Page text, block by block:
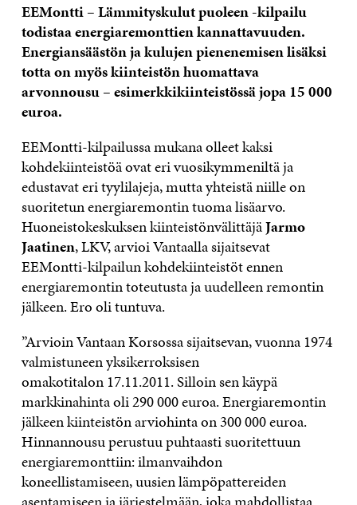
EEMontti – Lämmityskulut puoleen -kilpailu
todistaa energiaremonttien kannattavuuden.
Energiansäästön ja kulujen pienenemisen lisäksi
totta on myös kiinteistön huomattava
arvonnousu – esimerkkikiinteistössä jopa 15 000
euroa.
EEMontti-kilpailussa mukana olleet kaksi
kohdekiinteistöä ovat eri vuosikymmeniltä ja
edustavat eri tyylilajeja, mutta yhteistä niille on
suoritetun energiaremontin tuoma lisäarvo.
Huoneistokeskuksen kiinteistönvälittäjäJarmo
Jaatinen, LKV, arvioi Vantaalla sijaitsevat
EEMontti-kilpailun kohdekiinteistöt ennen
energiaremontin toteutusta ja uudelleen remontin
jälkeen. Ero oli tuntuva.
”Arvioin Vantaan Korsossa sijaitsevan, vuonna 1974
valmistuneen yksikerroksisen
omakotitalon 17.11.2011. Silloin sen käypä
markkinahinta oli 290 000 euroa. Energiaremontin
jälkeen kiinteistön arviohinta on 300 000 euroa.
Hinnannousu perustuu puhtaasti suoritettuun
energiaremonttiin: ilmanvaihdon
koneellistamiseen, uusien lämpöpattereiden